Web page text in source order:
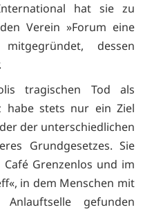
hat sie zu
Verein »Forum eine
dessen
tragischen Tod als
habe stets nur ein Ziel
der unterschiedlichen
Grundgesetzes. Sie
Grenzenlos und im
in dem Menschen mit
gefunden